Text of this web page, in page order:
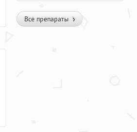
Все препараты